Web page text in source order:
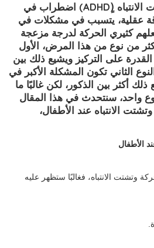
(ِِADHD)
اضطراب في
عقلية، يتسبب في مشكلات في
كثيري الحركة لدرجة مزعجة
من نوع من هذا المرض، الأول
على التركيز ويشيع ذلك بين
الثاني تكون المشكلة الأكبر في
أكثر بين الذكور، لكن غالبًا ما
واحد، سنتحدث في هذا المقال
الانتباه عند الأطفال،
الأطفال
وتشتت الانتباه، فغالبًا ستظهر عليه